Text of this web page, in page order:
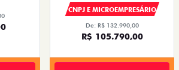
CNPJ E MICROEMPRESÁRIO
De: R$ 132.990,00
R$ 105.790,00